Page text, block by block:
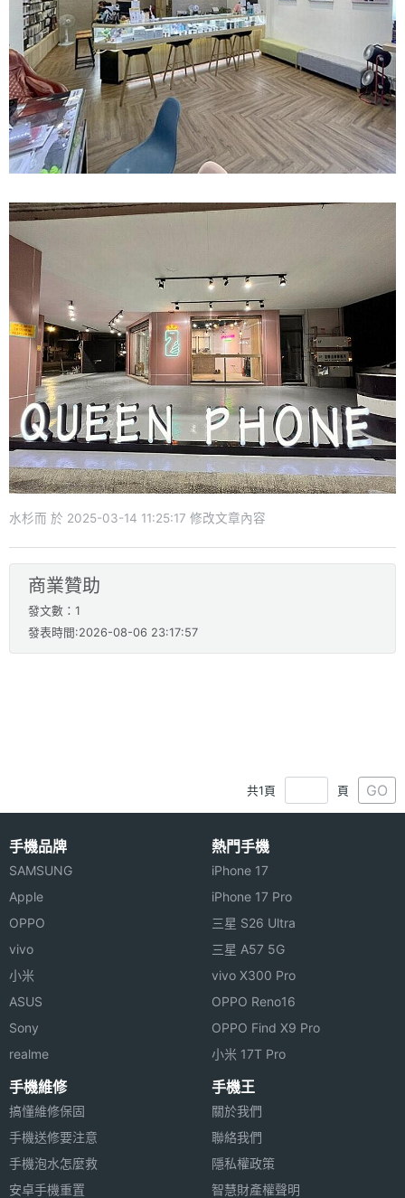
水杉而 於 2025-03-14 11:25:17 修改文章內容
商業贊助
發文數：1
發表時間:2026-08-06 23:17:57
共1頁 頁 GO
手機品牌
SAMSUNG
Apple
OPPO
vivo
小米
ASUS
Sony
realme
熱門手機
iPhone 17
iPhone 17 Pro
三星 S26 Ultra
三星 A57 5G
vivo X300 Pro
OPPO Reno16
OPPO Find X9 Pro
小米 17T Pro
手機維修
搞懂維修保固
手機送修要注意
手機泡水怎麼救
安卓手機重置
手機王
關於我們
聯絡我們
隱私權政策
智慧財產權聲明